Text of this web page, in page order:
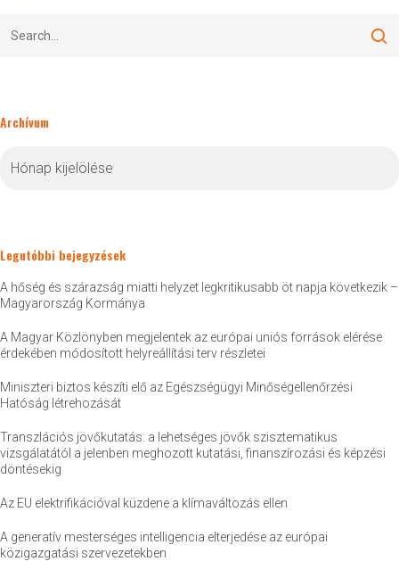
Archívum
Legutóbbi bejegyzések
A hőség és szárazság miatti helyzet legkritikusabb öt napja következik –
Magyarország Kormánya
A Magyar Közlönyben megjelentek az európai uniós források elérése
érdekében módosított helyreállítási terv részletei
Miniszteri biztos készíti elő az Egészségügyi Minőségellenőrzési
Hatóság létrehozását
Transzlációs jövőkutatás: a lehetséges jövők szisztematikus
vizsgálatától a jelenben meghozott kutatási, finanszírozási és képzési
döntésekig
Az EU elektrifikációval küzdene a klímaváltozás ellen
A generatív mesterséges intelligencia elterjedése az európai
közigazgatási szervezetekben